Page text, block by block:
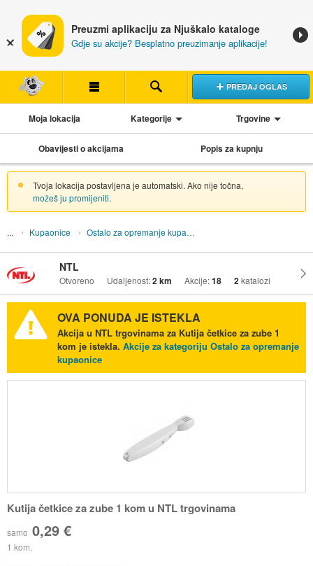
Preuzmi aplikaciju za Njuškalo kataloge
Gdje su akcije? Besplatno preuzimanje aplikacije!
PREDAJ OGLAS
Moja lokacija Kategorije Trgovine
Obavijesti o akcijama Popis za kupnju
Tvoja lokacija postavljena je automatski. Ako nije točna,
možeš ju promijeniti.
Kupaonice Ostalo za opremanje kupaonice
NTL
Otvoreno Udaljenost:2 km Akcije:18 2katalozi
OVA PONUDA JE ISTEKLA
Akcija u NTL trgovinama za Kutija četkice za zube 1
kom je istekla. Akcije za kategoriju Ostalo za opremanje
kupaonice
Kutija četkice za zube 1 kom u NTL trgovinama
samo 0,29 €
1 kom.